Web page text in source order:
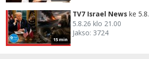
15 min
TV7 Israel News ke 5.8.
5.8.26 klo 21.00
Jakso: 3724